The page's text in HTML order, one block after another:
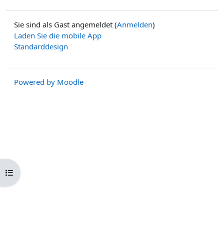
Kursindex öffnen
Sie sind als Gast angemeldet (Anmelden)
Laden Sie die mobile App
Standarddesign
Powered by Moodle